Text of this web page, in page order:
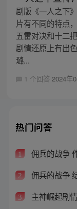
剧版《一人之下
片有不同的特点
五雷对决和十二
剧情还原上有出
璐...
1 个回答 2024年
热门问答
1 佣兵的战争
2 佣兵的战争
3 主神崛起剧